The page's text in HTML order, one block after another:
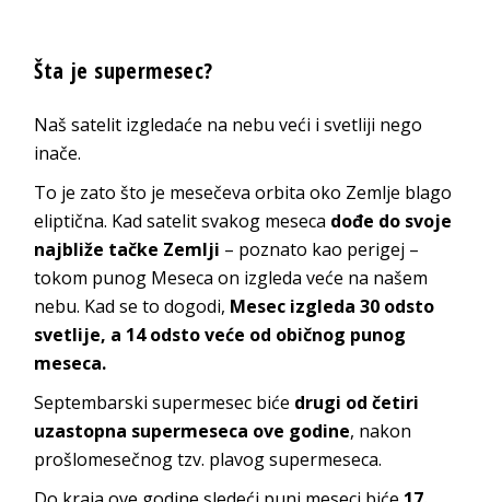
Šta je supermesec?
Naš satelit izgledaće na nebu veći i svetliji nego
inače.
To je zato što je mesečeva orbita oko Zemlje blago
eliptična. Kad satelit svakog meseca dođe do svoje
najbliže tačke Zemlji – poznato kao perigej –
tokom punog Meseca on izgleda veće na našem
nebu. Kad se to dogodi, Mesec izgleda 30 odsto
svetlije, a 14 odsto veće od običnog punog
meseca.
Septembarski supermesec biće drugi od četiri
uzastopna supermeseca ove godine, nakon
prošlomesečnog tzv. plavog supermeseca.